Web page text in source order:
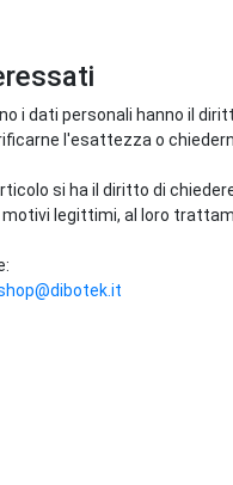
i dati personali hanno il
l'esattezza o
si ha il diritto di
motivi legittimi, al loro